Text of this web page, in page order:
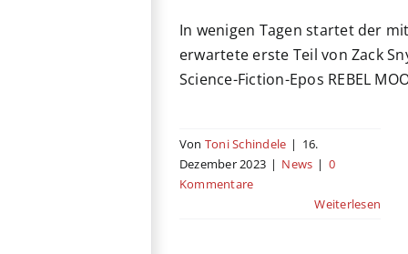
In wenigen Tagen startet der
erwartete erste Teil von Zack
Science-Fiction-Epos REBEL
Von Toni Schindele | 16.
Dezember 2023 | News | 0
Kommentare
Weiterlesen